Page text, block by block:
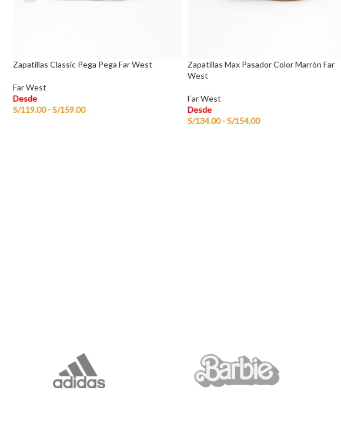
Zapatillas Classic Pega Pega Far West
Far West
Desde
S/119.00 -S/159.00
Zapatillas Max Pasador Color Marrón Far
West
Far West
Desde
S/134.00 -S/154.00